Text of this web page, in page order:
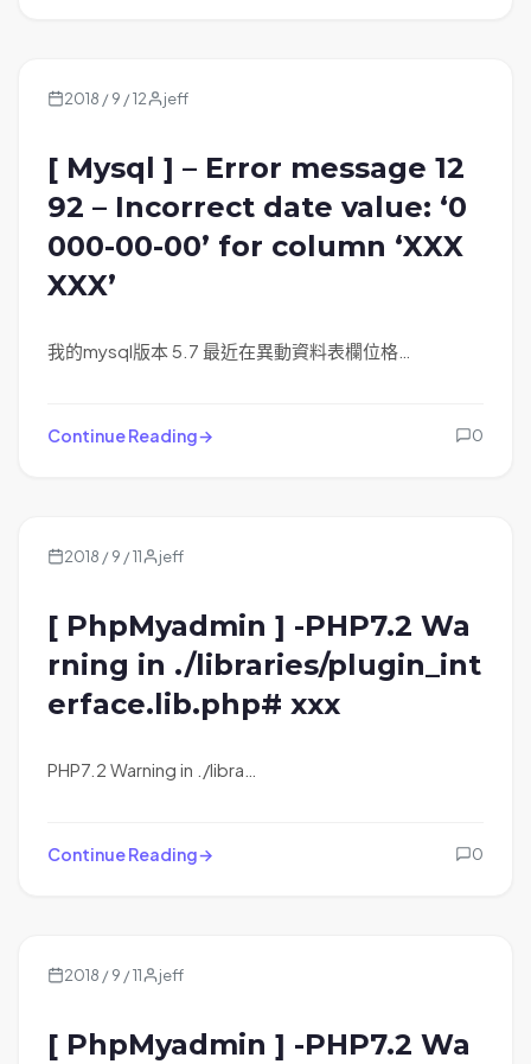
2018 / 9 / 12 jeff
[ Mysql ] – Error message 12
92 – Incorrect date value: ‘0
000-00-00’ for column ‘XXX
XXX’
我的mysql版本 5.7 最近在異動資料表欄位格…
Continue Reading 0
2018 / 9 / 11 jeff
[ PhpMyadmin ] -PHP7.2 Wa
rning in ./libraries/plugin_int
erface.lib.php# xxx
PHP7.2 Warning in ./libra…
Continue Reading 0
2018 / 9 / 11 jeff
[ PhpMyadmin ] -PHP7.2 Wa